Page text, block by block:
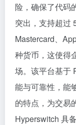
险，确保了代码
突出，支持超过
Mastercard、
种货币，这使得
场。该平台基于
能与可靠性，能
的特点，为交易
Hyperswitch 具